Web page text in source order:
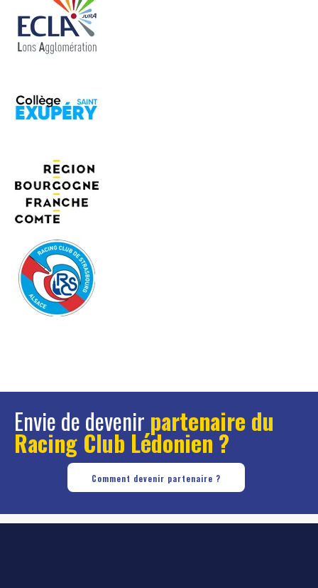
Envie de devenir partenaire du
Racing Club Lédonien ?
Comment devenir partenaire ?